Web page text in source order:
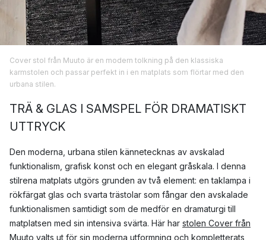
Cover stol från Muuto är en modern tolkning på den klassiska
karmstolen och passar perfekt in i en matplats som flörtar med den
urbana stilen.
TRÄ & GLAS I SAMSPEL FÖR DRAMATISKT
UTTRYCK
Den moderna, urbana stilen kännetecknas av avskalad
funktionalism, grafisk konst och en elegant gråskala. I denna
stilrena matplats utgörs grunden av två element: en taklampa i
rökfärgat glas och svarta trästolar som fångar den avskalade
funktionalismen samtidigt som de medför en dramaturgi till
matplatsen med sin intensiva svärta. Här har stolen Cover från
Muuto valts ut för sin moderna utformning och kompletterats